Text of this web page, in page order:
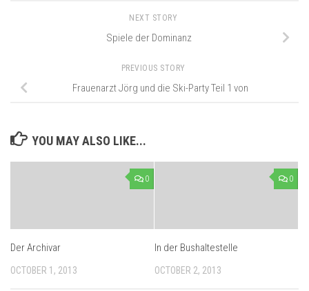
NEXT STORY
Spiele der Dominanz
PREVIOUS STORY
Frauenarzt Jörg und die Ski-Party Teil 1 von
YOU MAY ALSO LIKE...
0
Der Archivar
OCTOBER 1, 2013
0
In der Bushaltestelle
OCTOBER 2, 2013